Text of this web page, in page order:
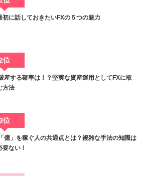
初に話しておきたいFXの５つの魅力
位
産する確率は！？堅実な資産運用としてFXに取
方法
位
億」を稼ぐ人の共通点とは？複雑な手法の知識は
要ない！